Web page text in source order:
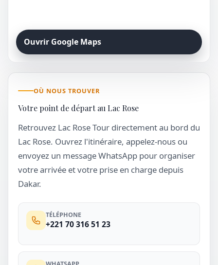
Ouvrir Google Maps
OÙ NOUS TROUVER
Votre point de départ au Lac Rose
Retrouvez Lac Rose Tour directement au bord du
Lac Rose. Ouvrez l'itinéraire, appelez-nous ou
envoyez un message WhatsApp pour organiser
votre arrivée et votre prise en charge depuis
Dakar.
TÉLÉPHONE
+221 70 316 51 23